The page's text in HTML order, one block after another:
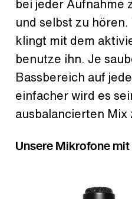
bei jeder Aufnahme
und selbst zu
klingt mit dem
benutze ihn. Je
Bassbereich auf
einfacher wird es
ausbalancierten
Unsere Mikrofone